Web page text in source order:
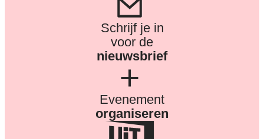
Schrijf je in
voor de
nieuwsbrief
Evenement
organiseren